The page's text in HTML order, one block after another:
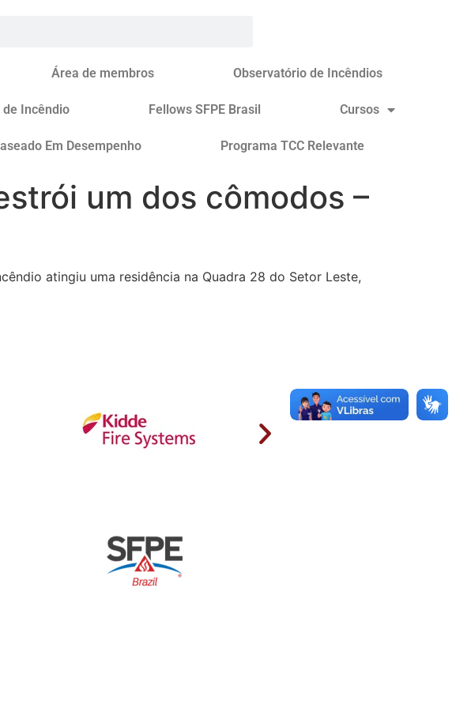
Área de membros Observatório de Incêndios
Incêndio Fellows SFPE Brasil Cursos
Em Desempenho Programa TCC Relevante
um dos cômodos –
atingiu uma residência na Quadra 28 do Setor Leste,